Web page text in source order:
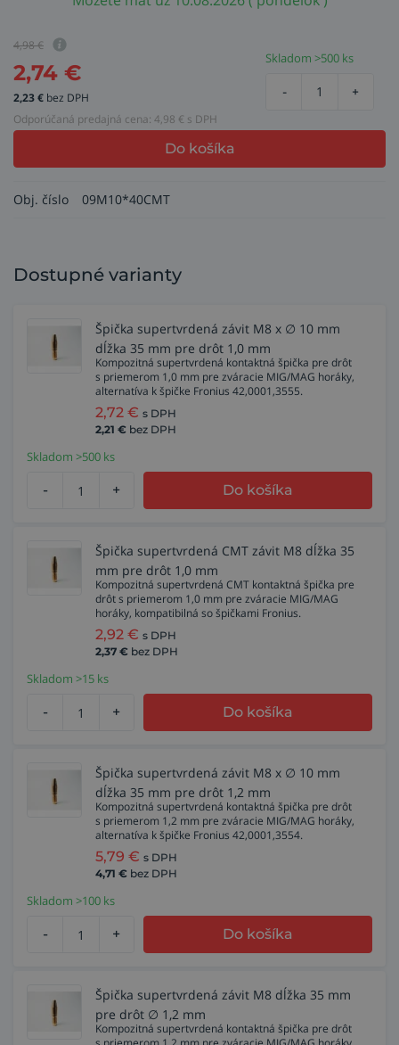
4,98€
2,74 €
2,23€ bez DPH
Odporúčaná predajná cena: 4,98 € s DPH
Skladom >500 ks
- +
Do košíka
Obj. číslo 09M10*40CMT
Dostupné varianty
Špička supertvrdená závit M8 x ∅ 10 mm
dĺžka 35 mm pre drôt 1,0 mm
Kompozitná supertvrdená kontaktná špička pre drôt
s priemerom 1,0 mm pre zváracie MIG/MAG horáky,
alternatíva k špičke Fronius 42,0001,3555.
2,72 € s DPH
2,21 € bez DPH
Skladom >500 ks
- + Do košíka
Špička supertvrdená CMT závit M8 dĺžka 35
mm pre drôt 1,0 mm
Kompozitná supertvrdená CMT kontaktná špička pre
drôt s priemerom 1,0 mm pre zváracie MIG/MAG
horáky, kompatibilná so špičkami Fronius.
2,92 € s DPH
2,37 € bez DPH
Skladom >15 ks
- + Do košíka
Špička supertvrdená závit M8 x ∅ 10 mm
dĺžka 35 mm pre drôt 1,2 mm
Kompozitná supertvrdená kontaktná špička pre drôt
s priemerom 1,2 mm pre zváracie MIG/MAG horáky,
alternatíva k špičke Fronius 42,0001,3554.
5,79 € s DPH
4,71 € bez DPH
Skladom >100 ks
- + Do košíka
Špička supertvrdená závit M8 dĺžka 35 mm
pre drôt ∅ 1,2 mm
Kompozitná supertvrdená kontaktná špička pre drôt